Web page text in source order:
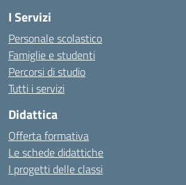
I Servizi
Personale scolastico
Famiglie e studenti
Percorsi di studio
Tutti i servizi
Didattica
Offerta formativa
Le schede didattiche
I progetti delle classi